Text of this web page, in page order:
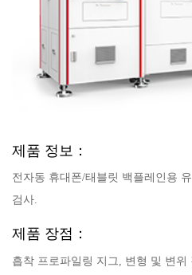
제품 정보：
전자동 휴대폰/태블릿 백플레인용
검사.
제품 장점：
흡착 프로파일링 지그, 변형 및 변